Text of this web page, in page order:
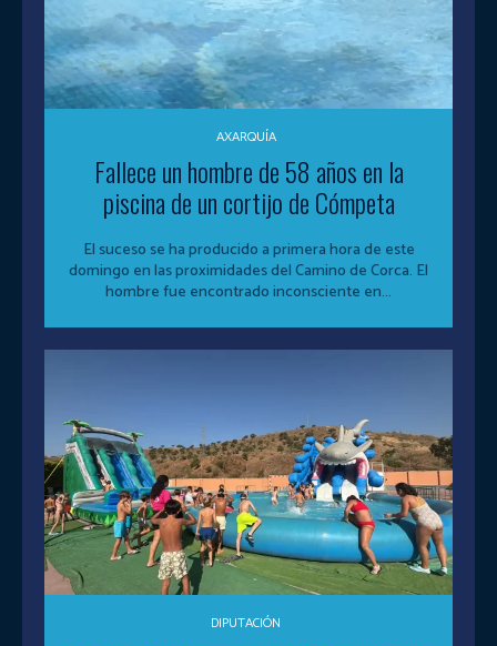
AXARQUÍA
Fallece un hombre de 58 años en la
piscina de un cortijo de Cómpeta
El suceso se ha producido a primera hora de este
domingo en las proximidades del Camino de Corca. El
hombre fue encontrado inconsciente en...
DIPUTACIÓN